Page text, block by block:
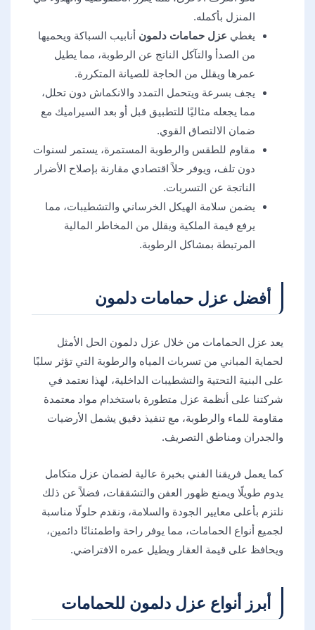
المنزل بأكمله.
يغطي عزل حمامات دلمون أنابيب السباكة ويحميها
من الصدأ والتآكل الناتج عن الرطوبة، مما يطيل
عمرها ويقلل من الحاجة للصيانة المتكررة.
يجف بسرعة ويتحمل التمدد والانكماش دون تحلل،
مما يجعله مثاليًا للتطبيق قبل أو بعد السيراميك مع
ضمان الالتصاق القوي.
مقاوم للطقس والرطوبة المستمرة، يستمر لسنوات
دون تلف، ويوفر حلاً اقتصادي مقارنة بإصلاح الأضرار
الناتجة عن التسربات.
يضمن سلامة الهيكل الخرساني والتشطيبات، مما
يرفع قيمة الملكية ويقلل من المخاطر المالية
المرتبطة بمشاكل الرطوبة.
أفضل عزل حمامات دلمون
يعد عزل الحمامات من خلال عزل دلمون الحل الأمثل
لحماية المباني من تسربات المياه والرطوبة التي تؤثر سلبًا
على البنية التحتية والتشطيبات الداخلية، لهذا نعتمد في
شركتنا على أنظمة عزل متطورة باستخدام مواد معتمدة
مقاومة للماء والرطوبة، مع تنفيذ دقيق يشمل الأرضيات
والجدران ومناطق التصريف.
كما يعمل فريقنا الفني بخبرة عالية لضمان عزل متكامل
يدوم طويلًا ويمنع ظهور العفن والتشققات، فضلاً عن ذلك
نلتزم بأعلى معايير الجودة والسلامة، ونقدم حلولًا مناسبة
لجميع أنواع الحمامات، مما يوفر راحة واطمئنانًا دائمين،
ويحافظ على قيمة العقار ويطيل عمره الافتراضي.
أبرز أنواع عزل دلمون للحمامات